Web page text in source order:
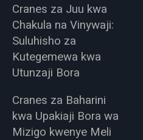
Cranes za Juu kwa
Chakula na Vinywaji:
Suluhisho za
Kutegemewa kwa
Utunzaji Bora
Cranes za Baharini
kwa Upakiaji Bora wa
Mizigo kwenye Meli